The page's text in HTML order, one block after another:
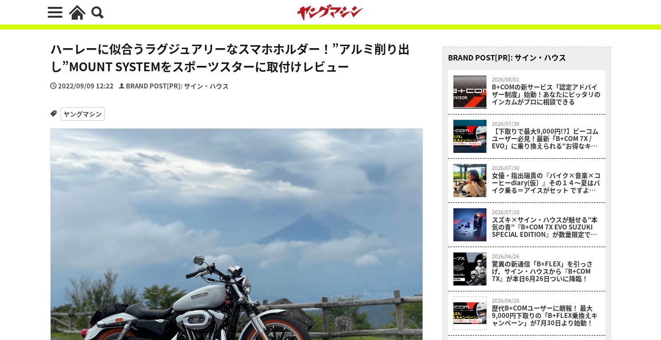
ハーレーに似合うラグジュアリーなスマホホルダー！”アルミ削り出
し”MOUNT SYSTEMをスポーツスターに取付けレビュー
2022/09/09 12:22 BRAND POST[PR]: サイン・ハウス
ヤングマシン
BRAND POST[PR]: サイン・ハウス
2026/08/01
B+COMの新サービス「認定アドバイ
ザー制度」始動！あなたにピッタリの
インカムがプロに相談できる
2026/07/30
【下取りで最大9,000円!?】ビーコム
ユーザー必見！最新「B+COM 7X /
EVO」に乗り換えられる“お得なキャ
2026/07/30
女優・指出瑞貴の『バイク×音楽×コ
ーヒーdiary(仮）』その１４〜夏はバ
イク乗る＝アイスがセット ですよ
よ！～
2026/07/10
スズキ×サイン・ハウスが魅せる“本
気の青”『B+COM 7X EVO SUZUKI
SPECIAL EDITION』が数量限定で降
2026/06/26
驚異の新通信「B+FLEX」を引っさ
げ、サイン・ハウスから『B+COM
7X』が本日6月26日ついに降臨！
2026/06/26
歴代B+COMユーザーに朗報！ 最大
9,000円下取りの「B+FLEX乗換えキ
ャンペーン」が7月30日より始動！